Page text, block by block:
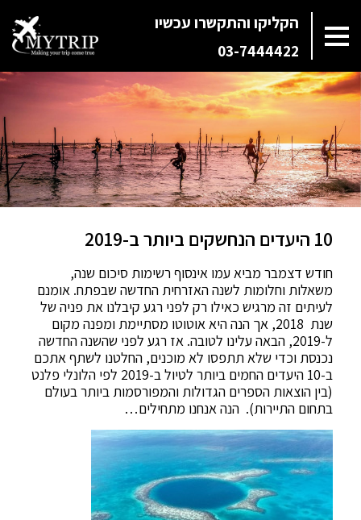
הקליקו והתקשרו עכשיו
03-7444422
10 היעדים הנחשקים ביותר ב-2019
חודש דצמבר מביא עמו אינסוף רשימות סיכום שנה,
משאלות וחלומות לשנה האזרחית החדשה שבפתח. אומנם
לעיתים זה מרגיש כאילו רק לפני רגע קיבלנו את פניה של
שנת 2018, אך הנה היא אוטוטו מסתיימת ומפנה מקום
ל-2019, הבאה עלינו לטובה. אז רגע לפני שהשנה החדשה
נכנסת וכדי שלא תתפסו לא מוכנים, החלטנו לשתף אתכם
ב-10 היעדים החמים ביותר לטיול ב-2019 לפי הלונלי פלנט
(בין הוצאות הספרים הגדולות והמפורסמות ביותר בעולם
בתחום התיירות). הנה אנחנו מתחילים…